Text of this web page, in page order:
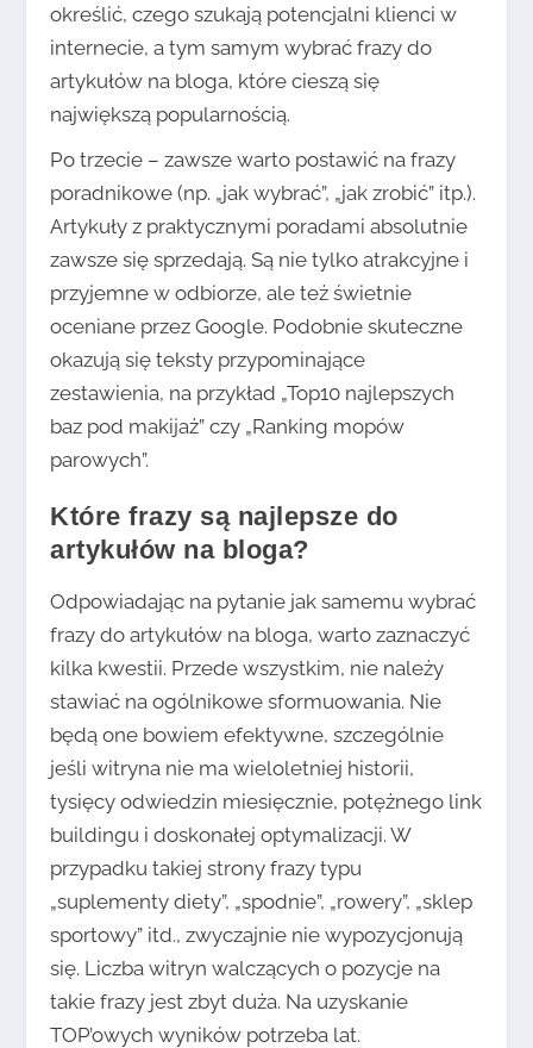
określić, czego szukają potencjalni klienci w
internecie, a tym samym wybrać frazy do
artykułów na bloga, które cieszą się
największą popularnością.
Po trzecie – zawsze warto postawić na frazy
poradnikowe (np. „jak wybrać”, „jak zrobić” itp.).
Artykuły z praktycznymi poradami absolutnie
zawsze się sprzedają. Są nie tylko atrakcyjne i
przyjemne w odbiorze, ale też świetnie
oceniane przez Google. Podobnie skuteczne
okazują się teksty przypominające
zestawienia, na przykład „Top10 najlepszych
baz pod makijaż” czy „Ranking mopów
parowych”.
Które frazy są najlepsze do
artykułów na bloga?
Odpowiadając na pytanie jak samemu wybrać
frazy do artykułów na bloga, warto zaznaczyć
kilka kwestii. Przede wszystkim, nie należy
stawiać na ogólnikowe sformuowania. Nie
będą one bowiem efektywne, szczególnie
jeśli witryna nie ma wieloletniej historii,
tysięcy odwiedzin miesięcznie, potężnego link
buildingu i doskonałej optymalizacji. W
przypadku takiej strony frazy typu
„suplementy diety”, „spodnie”, „rowery”, „sklep
sportowy” itd., zwyczajnie nie wypozycjonują
się. Liczba witryn walczących o pozycje na
takie frazy jest zbyt duża. Na uzyskanie
TOP’owych wyników potrzeba lat.